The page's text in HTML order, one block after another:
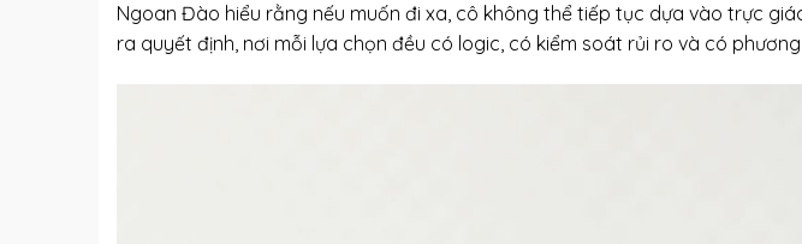
Ngoan Đào hiểu rằng nếu muốn đi xa, cô không thể tiếp tục dựa vào trực
ra quyết định, nơi mỗi lựa chọn đều có logic, có kiểm soát rủi ro và có phương